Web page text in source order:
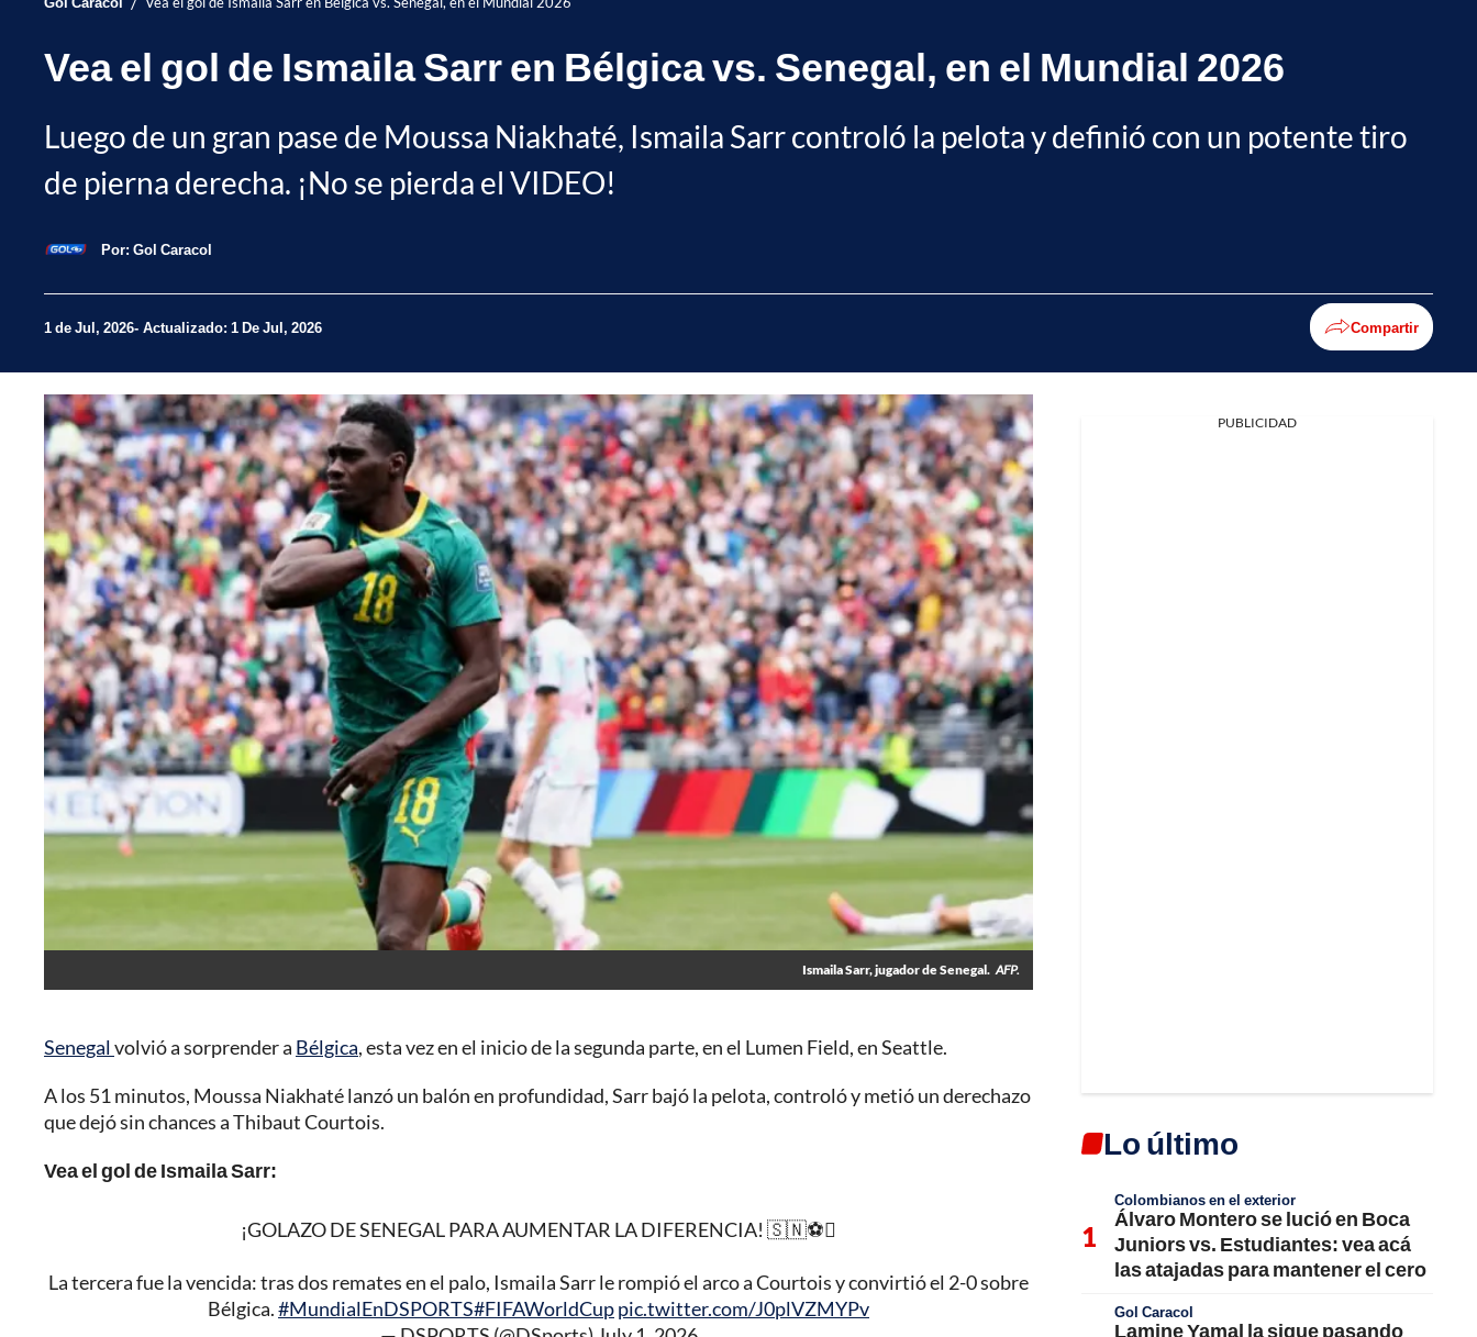
Vea el gol de Ismaila Sarr en Bélgica vs. Senegal, en el Mundial 2026
Luego de un gran pase de Moussa Niakhaté, Ismaila Sarr controló la pelota y definió con un potente tiro
de pierna derecha. ¡No se pierda el VIDEO!
Por: Gol Caracol
1 de Jul, 2026 Actualizado: 1 De Jul, 2026 Compartir
Ismaila Sarr, jugador de Senegal. AFP.
Senegalvolvió a sorprender a Bélgica, esta vez en el inicio de la segunda parte, en el Lumen Field, en Seattle.
A los 51 minutos, Moussa Niakhaté lanzó un balón en profundidad, Sarr bajó la pelota, controló y metió un derechazo
que dejó sin chances a Thibaut Courtois.
Vea el gol de Ismaila Sarr:
¡GOLAZO DE SENEGAL PARA AUMENTAR LA DIFERENCIA! 🇸🇳⚽
La tercera fue la vencida: tras dos remates en el palo, Ismaila Sarr le rompió el arco a Courtois y convirtió el 2-0 sobre
Bélgica.#MundialEnDSPORTS#FIFAWorldCuppic.twitter.com/J0plVZMYPv
PUBLICIDAD
Lo último
Colombianos en el exterior
Álvaro Montero se lució en Boca
Juniors vs. Estudiantes: vea acá
las atajadas para mantener el cero
Gol Caracol
Lamine Yamal la sigue pasando